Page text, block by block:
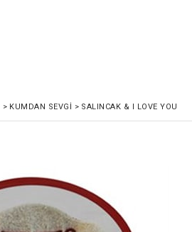
> KUMDAN SEVGI > SALINCAK & I LOVE YOU